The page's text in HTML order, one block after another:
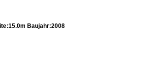
Baujahr:2008